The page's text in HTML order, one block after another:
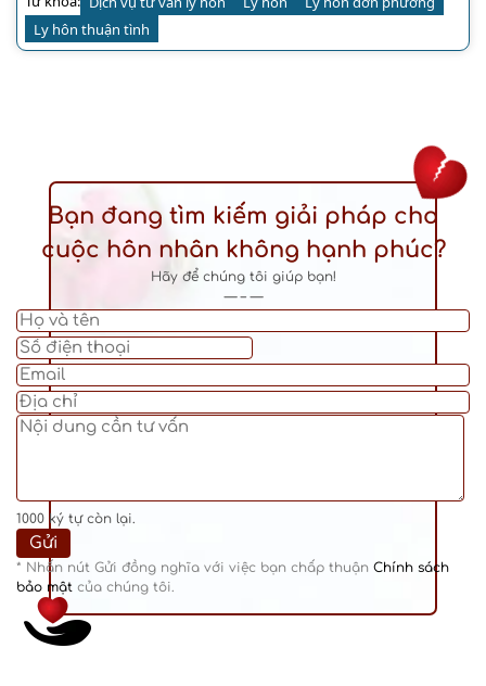
Ly hôn thuận tình
Bạn đang tìm kiếm giải pháp cho
cuộc hôn nhân không hạnh phúc?
Hãy để chúng tôi giúp bạn!
— – —
1000 ký tự còn lại.
* Nhấn nút Gửi đồng nghĩa với việc bạn chấp thuận Chính sách
bảo mật của chúng tôi.